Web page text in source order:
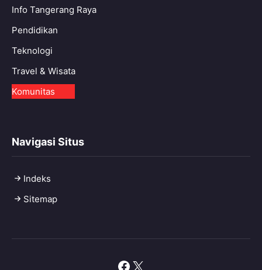
Info Tangerang Raya
Pendidikan
Teknologi
Travel & Wisata
Komunitas
Navigasi Situs
Indeks
Sitemap
Facebook
X